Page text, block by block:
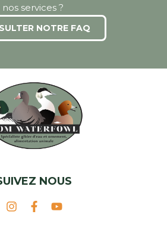
nos services ?
NOTRE FAQ
NOUS